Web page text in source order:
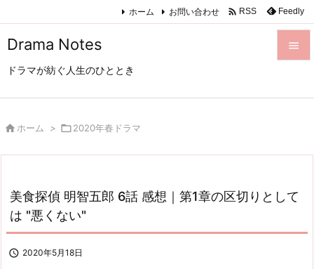
Drama Notes
ドラマが紡ぐ人生のひととき

次へ
検索
ホーム お問い合わせ  RSS Feedly
 ホーム > 2020年春ドラマ
美食探偵 明智五郎 6話 感想｜第1章の区切りとして
は "悪くない"
 2020年5月18日